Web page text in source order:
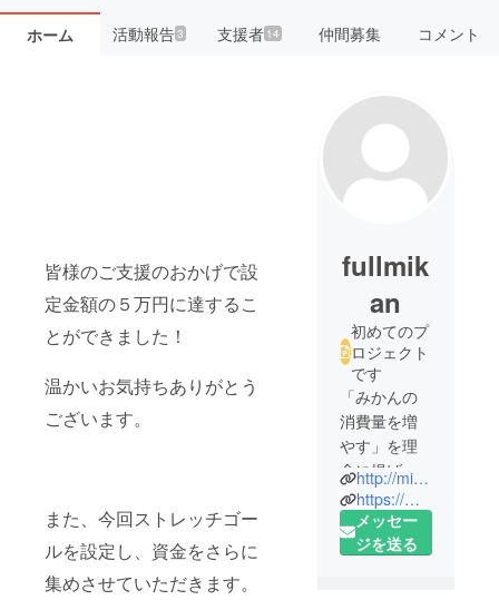
ホーム 活動報告3 支援者 14 仲間募集 コメント
皆様のご支援のおかげで設
定金額の５万円に達するこ
とができました！
温かいお気持ちありがとう
ございます。
また、今回ストレッチゴー
ルを設定し、資金をさらに
集めさせていただきます。
fullmik
an
初めてのプ
ロジェクト
です
「みかんの
消費量を増
やす」を理
念に掲げる
東大みかん
愛好会と
「フルーツ
http://mikanclubuticu.wixsite.com/mikanclub
https://m.facebook.com/colorful.fruits.labo/
メッセー
ジを送る